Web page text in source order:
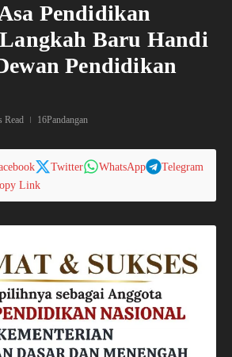
Pendidikan
Baru Handi
Pendidikan
Read
16Pandangan
Twitter WhatsApp
Telegram
Link